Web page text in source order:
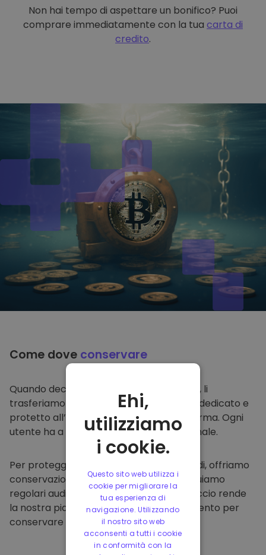
Non hai tempo di aspettare un bonifico? Puoi
comprare immediatamente con la tua carta di
credito.
Come dove conservare
Quando decidi di comprare su
, li
trasferiamo direttamente nel tuo wallet dedicato e
protetto all’interno della nostra piattaforma. Ogni
utente ha a disposizione un wallet personale.
Per proteggere i nostri clienti e i loro fondi, offriamo
conservazione offline protetta ed effettuiamo
regolari audit di sicurezza. Questo approccio rende
la nostra piattaforma un punto di riferimento per
conservare e altre criptovalute.
Ehi,
utilizziamo
i cookie.
Questo sito web utilizza i
cookie per migliorare la
tua esperienza di
navigazione. Utilizzando
il nostro sito web
acconsenti a tutti i cookie
in conformità con la